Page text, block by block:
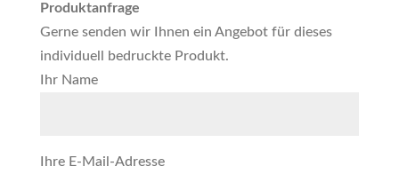
Produktanfrage
Gerne senden wir Ihnen ein Angebot für dieses
individuell bedruckte Produkt.
Ihr Name
Ihre E-Mail-Adresse